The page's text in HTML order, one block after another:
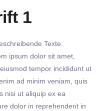
1
Texte.
ipsum dolor sit amet,
tempor incididunt ut
ad minim veniam, quis
nisi ut aliquip ex ea
dolor in reprehenderit in